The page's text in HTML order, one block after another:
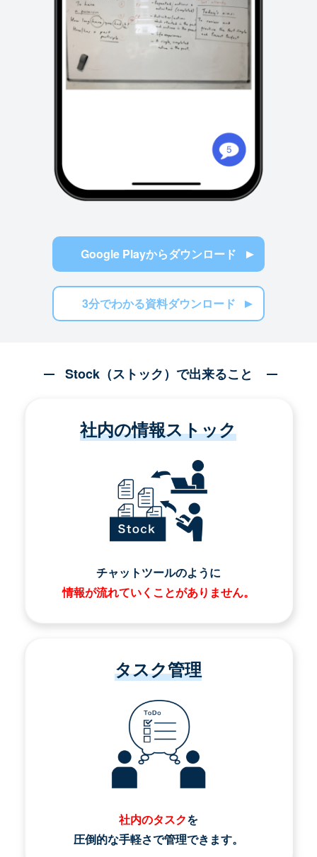
Google Playからダウンロード
3分でわかる資料ダウンロード
Stock（ストック）で出来ること
社内の情報ストック
チャットツールのように
情報が流れていくことがありません。
タスク管理
社内のタスクを
圧倒的な手軽さで管理できます。